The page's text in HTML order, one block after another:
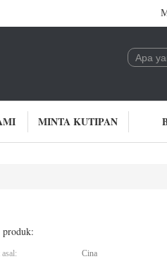
MINTA KUTIPAN
Cina